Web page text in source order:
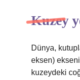
Kuzey
Dünya,
eksen) ekseni
kuzeydeki